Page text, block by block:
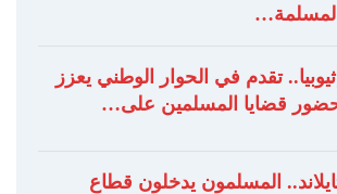
المسلمة…
إثيوبيا.. تقدم في الحوار الوطني يعزز
قضايا المسلمين على…
المسلمون يدخلون قطاع